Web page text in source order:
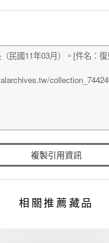
複製引用資訊
相關推薦藏品